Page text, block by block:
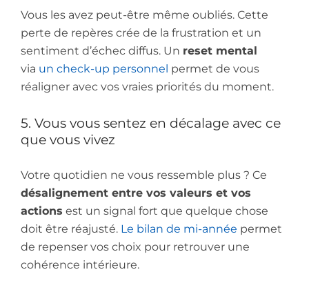
Vous les avez peut-être même oubliés. Cette
perte de repères crée de la frustration et un
sentiment d’échec diffus. Un reset mental
via un check-up personnel permet de vous
réaligner avec vos vraies priorités du moment.
5. Vous vous sentez en décalage avec ce
que vous vivez
Votre quotidien ne vous ressemble plus ? Ce
désalignement entre vos valeurs et vos
actions est un signal fort que quelque chose
doit être réajusté. Le bilan de mi-année permet
de repenser vos choix pour retrouver une
cohérence intérieure.